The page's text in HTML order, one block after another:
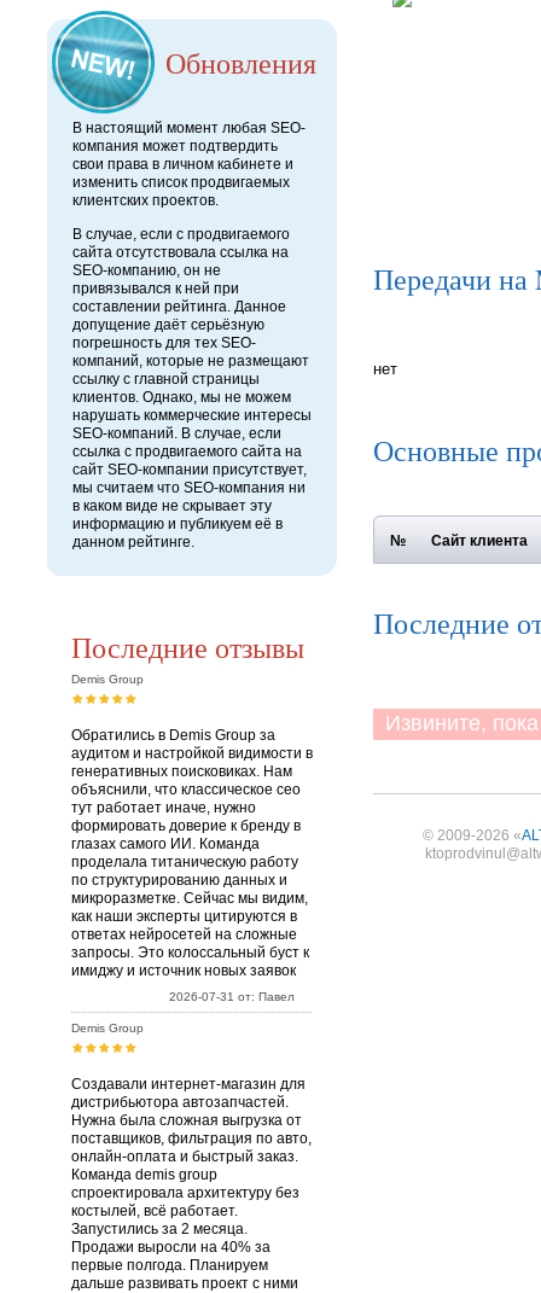
Обновления
В настоящий момент любая SEO-
компания может подтвердить
свои права в личном кабинете и
изменить список продвигаемых
клиентских проектов.
В случае, если с продвигаемого
сайта отсутствовала ссылка на
SEO-компанию, он не
привязывался к ней при
составлении рейтинга. Данное
допущение даёт серьёзную
погрешность для тех SEO-
компаний, которые не размещают
ссылку с главной страницы
клиентов. Однако, мы не можем
нарушать коммерческие интересы
SEO-компаний. В случае, если
ссылка с продвигаемого сайта на
сайт SEO-компании присутствует,
мы считаем что SEO-компания ни
в каком виде не скрывает эту
информацию и публикуем её в
данном рейтинге.
Последние отзывы
Demis Group
Обратились в Demis Group за
аудитом и настройкой видимости в
генеративных поисковиках. Нам
объяснили, что классическое сео
тут работает иначе, нужно
формировать доверие к бренду в
глазах самого ИИ. Команда
проделала титаническую работу
по структурированию данных и
микроразметке. Сейчас мы видим,
как наши эксперты цитируются в
ответах нейросетей на сложные
запросы. Это колоссальный буст к
имиджу и источник новых заявок
2026-07-31 от: Павел
Demis Group
Создавали интернет-магазин для
дистрибьютора автозапчастей.
Нужна была сложная выгрузка от
поставщиков, фильтрация по авто,
онлайн-оплата и быстрый заказ.
Команда demis group
спроектировала архитектуру без
костылей, всё работает.
Запустились за 2 месяца.
Продажи выросли на 40% за
первые полгода. Планируем
дальше развивать проект с ними
Передачи на
нет
Основные
№ Сайт клиента
Последние
Извините,
© 2009-2026 «